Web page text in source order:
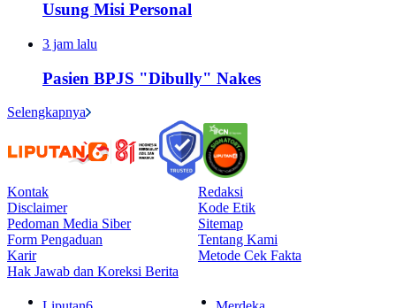
Usung Misi Personal
3 jam lalu
Pasien BPJS "Dibully" Nakes
Selengkapnya
Kontak
Redaksi
Disclaimer
Kode Etik
Pedoman Media Siber
Sitemap
Form Pengaduan
Tentang Kami
Karir
Metode Cek Fakta
Hak Jawab dan Koreksi Berita